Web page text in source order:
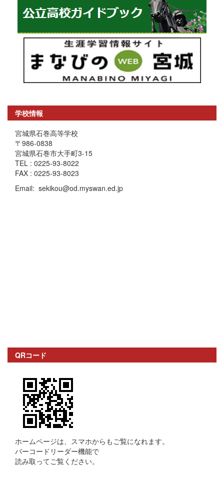
学校情報
宮城県石巻高等学校
〒986-0838
宮城県石巻市大手町3-15
TEL : 0225-93-8022
FAX : 0225-93-8023
Email: sekikou@od.myswan.ed.jp
QRコード
ホームページは、スマホからもご覧になれます。
バーコードリーダー機能で
読み取ってご覧ください。